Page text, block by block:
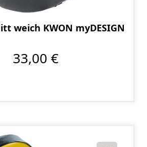
weich KWON myDESIGN
33,00 €